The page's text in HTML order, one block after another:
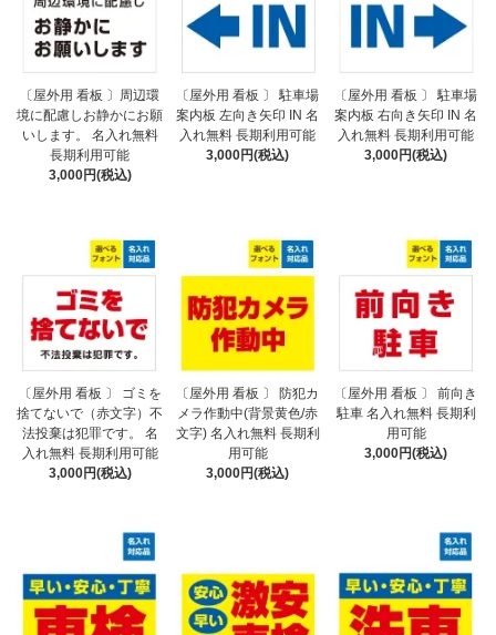
〔屋外用 看板 〕周辺環
境に配慮しお静かにお願
いします。 名入れ無料
長期利用可能
3,000円(税込)
〔屋外用 看板 〕 駐車場
案内板 左向き矢印 IN 名
入れ無料 長期利用可能
3,000円(税込)
〔屋外用 看板 〕 駐車場
案内板 右向き矢印 IN 名
入れ無料 長期利用可能
3,000円(税込)
〔屋外用 看板 〕 ゴミを
捨てないで（赤文字）不
法投棄は犯罪です。 名
入れ無料 長期利用可能
3,000円(税込)
〔屋外用 看板 〕 防犯カ
メラ作動中(背景黄色/赤
文字) 名入れ無料 長期利
用可能
3,000円(税込)
〔屋外用 看板 〕 前向き
駐車 名入れ無料 長期利
用可能
3,000円(税込)